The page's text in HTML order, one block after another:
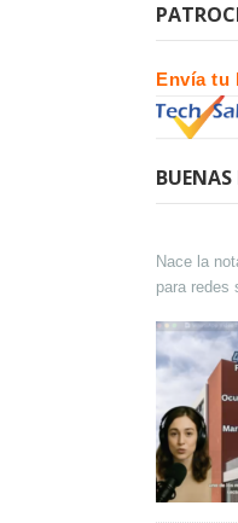
Envía tu
Nace la
para redes